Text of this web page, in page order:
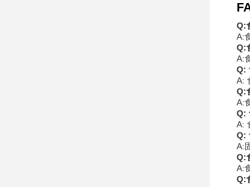
Q:
A:
Q:
A:
Q:
A:
Q:
A:
Q:
A:
Q:
A:
Q:
A:
Q: